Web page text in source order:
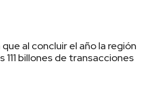
al concluir el año la región
111 billones de transacciones